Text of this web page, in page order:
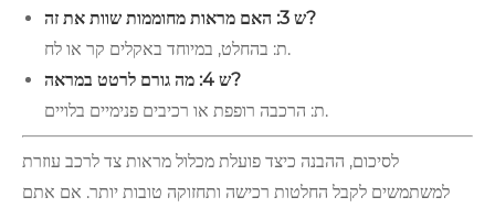
ש 3: האם מראות מחוממות שוות את זה?
ת: בהחלט, במיוחד באקלים קר או לח.
ש 4: מה גורם לרטט במראה?
ת: הרכבה רופפת או רכיבים פנימיים בלויים.
לסיכום, ההבנה כיצד פועלת מכלול מראות צד לרכב עוזרת
למשתמשים לקבל החלטות רכישה ותחזוקה טובות יותר. אם אתם